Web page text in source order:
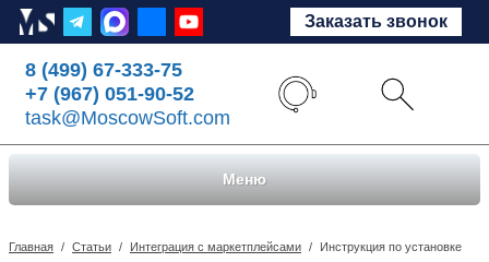
Заказать звонок
8 (499) 67-333-75
+7 (967) 051-90-52
task@MoscowSoft.com
Меню
Главная / Статьи / Интеграция с маркетплейсами / Инструкция по установке